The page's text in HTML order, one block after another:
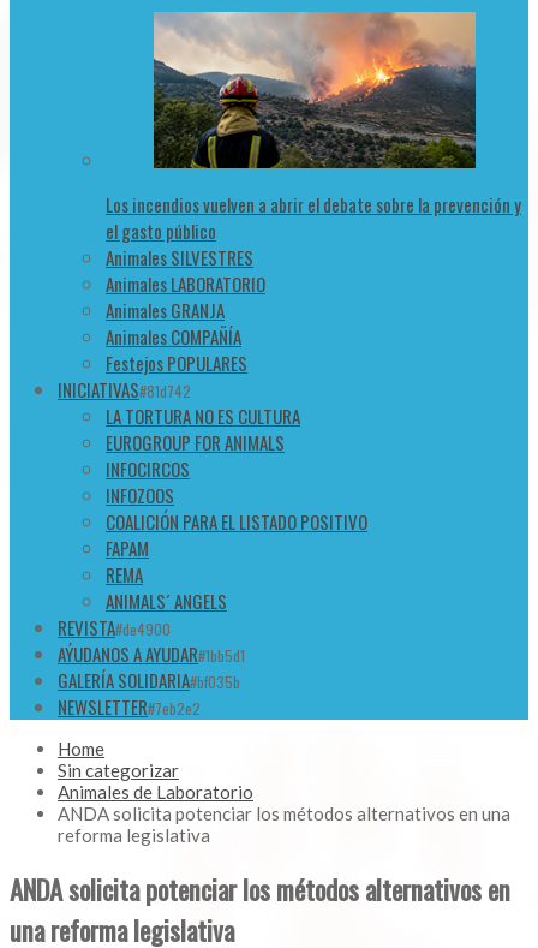
Los incendios vuelven a abrir el debate sobre la prevención y
el gasto público
Animales SILVESTRES
Animales LABORATORIO
Animales GRANJA
Animales COMPAÑÍA
Festejos POPULARES
INICIATIVAS#81d742
LA TORTURA NO ES CULTURA
EUROGROUP FOR ANIMALS
INFOCIRCOS
INFOZOOS
COALICIÓN PARA EL LISTADO POSITIVO
FAPAM
REMA
ANIMALS´ ANGELS
REVISTA#de4900
AÝUDANOS A AYUDAR#1bb5d1
GALERÍA SOLIDARIA#bf035b
NEWSLETTER#7eb2e2
Home
Sin categorizar
Animales de Laboratorio
ANDA solicita potenciar los métodos alternativos en una
reforma legislativa
ANDA solicita potenciar los métodos alternativos en
una reforma legislativa